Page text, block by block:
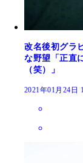
改名後初グラ
な野望「正直
（笑）」
2021年01月24日